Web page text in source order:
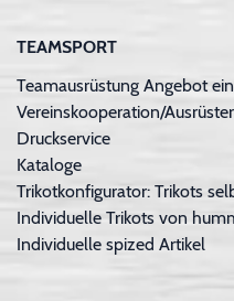
TEAMSPORT
Teamausrüstung Angebot
Vereinskooperation/
Druckservice
Kataloge
Trikotkonfigurator: Trikots
Individuelle Trikots von
Individuelle spized Artikel